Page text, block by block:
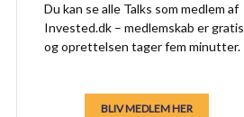
Du kan se alle Talks som medlem af
Invested.dk – medlemskab er gratis
og oprettelsen tager fem minutter.
BLIV MEDLEM HER